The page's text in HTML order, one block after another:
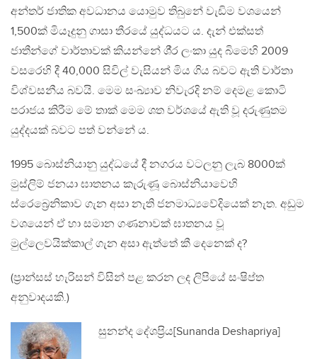
අන්තර් ජාතික අවධානය යොමුව තිබුනේ වැඩිම වශයෙන්
1,500ක් මියෑදුනු ගාසා තීරයේ යුද්ධයට ය. දැන් එක්සත්
ජාතීන්ගේ වාර්තාවක් කියන්නේ ශී‍්‍ර ලංකා යුද බිමෙහි 2009
වසරෙහි දී 40,000 සිවිල් වැසියන් මිය ගිය බවට ඇති වාර්තා
විශ්වසනීය බවයි. මෙම සංඛ්‍යාව නිවැරදි නම් දෙමළ කොටි
පරාජය කිරීම මේ තාක් මෙම ශත වර්ශයේ ඇති වූ දරුණුතම
යුද්දයක් බවට පත් වන්නේ ය.
1995 බොස්නියානු යුද්ධයේ දී නගරය වටලනු ලැබ 8000ක්
මුස්ලිම් ජනයා ඝාතනය කැරුණූ බොස්නියාවෙහි
ස්රෙබ්‍රෙනිකාව ගැන අසා නැති ජනමාධ්‍යවේදියෙක් නැත. අඩුම
වශයෙන් ඒ හා සමාන ගණනාවක් ඝාතනය වූ
මුල්ලෙවයික්කාල් ගැන අසා ඇත්තේ කී දෙනෙක් ද?
(ප‍්‍රාන්සස් හැරිසන් විසින් පළ කරන ලද ලිපියේ සංෂිප්ත
අනුවාදයකි.)
සුනන්ද දේශප‍්‍රිය[Sunanda Deshapriya]